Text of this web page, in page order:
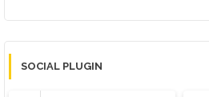
SOCIAL PLUGIN